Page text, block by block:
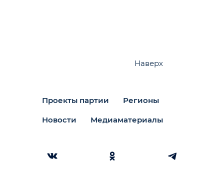
Проекты партии Регионы
Новости Медиаматериалы
Наверх